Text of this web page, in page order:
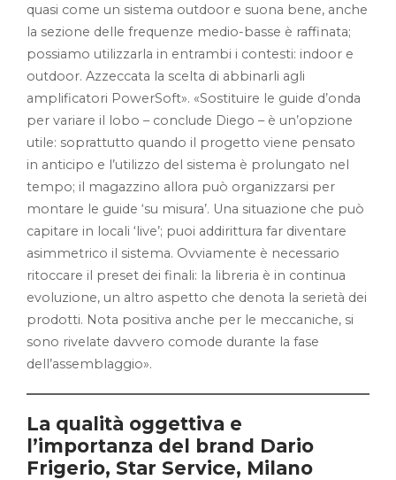
quasi come un sistema outdoor e suona bene, anche
la sezione delle frequenze medio-basse è raffinata;
possiamo utilizzarla in entrambi i contesti: indoor e
outdoor. Azzeccata la scelta di abbinarli agli
amplificatori PowerSoft». «Sostituire le guide d’onda
per variare il lobo – conclude Diego – è un’opzione
utile: soprattutto quando il progetto viene pensato
in anticipo e l’utilizzo del sistema è prolungato nel
tempo; il magazzino allora può organizzarsi per
montare le guide ‘su misura’. Una situazione che può
capitare in locali ‘live’; puoi addirittura far diventare
asimmetrico il sistema. Ovviamente è necessario
ritoccare il preset dei finali: la libreria è in continua
evoluzione, un altro aspetto che denota la serietà dei
prodotti. Nota positiva anche per le meccaniche, si
sono rivelate davvero comode durante la fase
dell’assemblaggio».
La qualità oggettiva e
l’importanza del brand Dario
Frigerio, Star Service, Milano